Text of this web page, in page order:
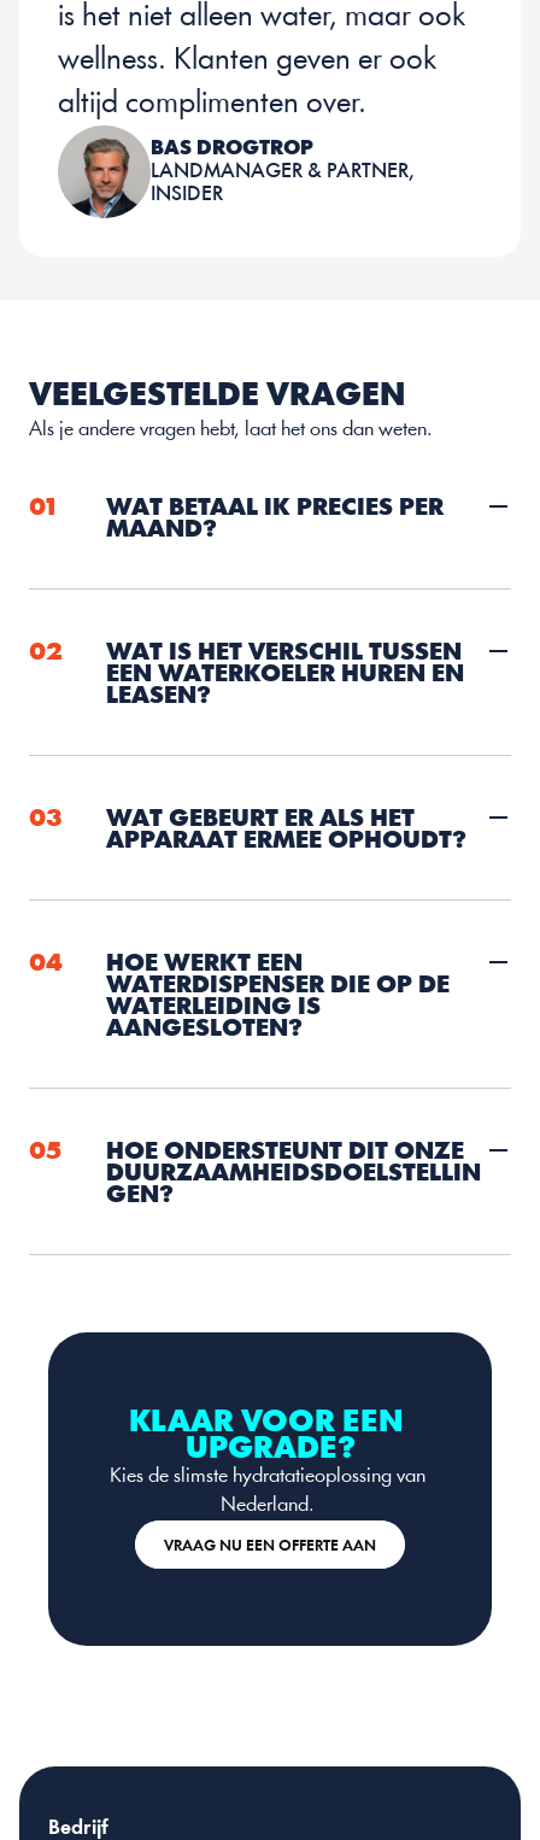
is het niet alleen water, maar ook
wellness. Klanten geven er ook
altijd complimenten over.
BAS DROGTROP
LANDMANAGER & PARTNER,
INSIDER
VEELGESTELDE VRAGEN
Als je andere vragen hebt, laat het ons dan weten.
01
WAT BETAAL IK PRECIES PER
MAAND?
02
WAT IS HET VERSCHIL TUSSEN
EEN WATERKOELER HUREN EN
LEASEN?
03
WAT GEBEURT ER ALS HET
APPARAAT ERMEE OPHOUDT?
04
HOE WERKT EEN
WATERDISPENSER DIE OP DE
WATERLEIDING IS
AANGESLOTEN?
05
HOE ONDERSTEUNT DIT ONZE
DUURZAAMHEIDSDOELSTELLIN
GEN?
KLAAR VOOR EEN
UPGRADE?
Kies de slimste hydratatieoplossing van
Nederland.
VRAAG NU EEN OFFERTE AAN
Bedrijf